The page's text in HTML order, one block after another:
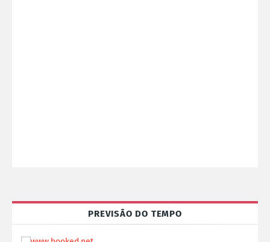
PREVISÃO DO TEMPO